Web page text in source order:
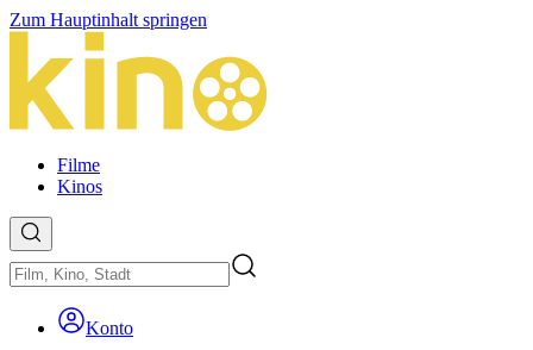
Zum Hauptinhalt springen
Filme
Kinos
Konto